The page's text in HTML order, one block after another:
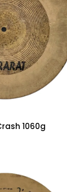
1060g